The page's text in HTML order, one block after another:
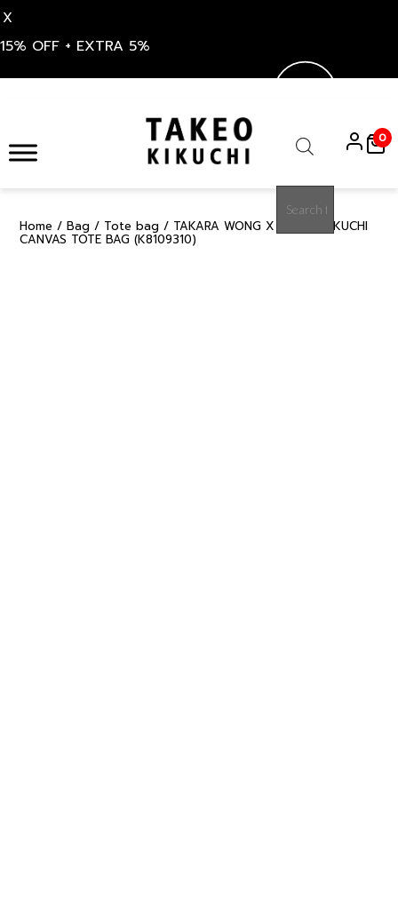
X
15% OFF + EXTRA 5%
content
search
0
Home / Bag / Tote bag / TAKARA WONG X TAKEO KIKUCHI
CANVAS TOTE BAG (K8109310)
50%